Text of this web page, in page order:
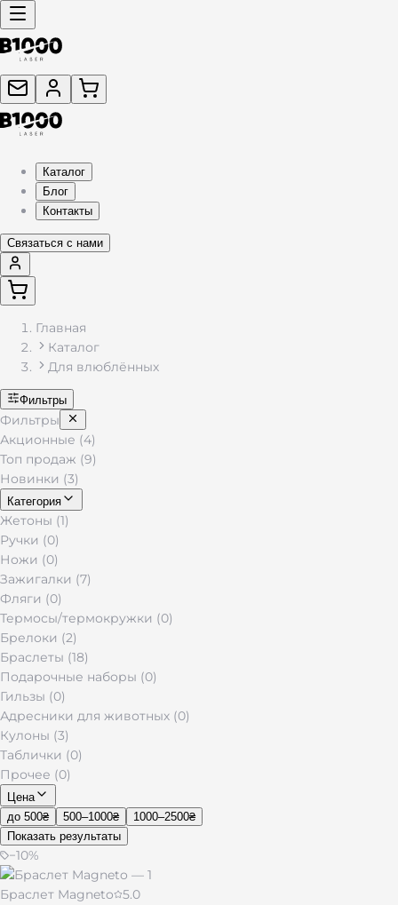
Каталог
Блог
Контакты
Связаться с нами
Главная
Каталог
Для влюблённых
Фильтры
Фильтры
Акционные (4)
Топ продаж (9)
Новинки (3)
Категория
Жетоны (1)
Ручки (0)
Ножи (0)
Зажигалки (7)
Фляги (0)
Термосы/термокружки (0)
Брелоки (2)
Браслеты (18)
Подарочные наборы (0)
Гильзы (0)
Адресники для животных (0)
Кулоны (3)
Таблички (0)
Прочее (0)
Цена
до 500₴
500–1000₴
1000–2500₴
Показать результаты
−10%
Браслет Magneto
5.0